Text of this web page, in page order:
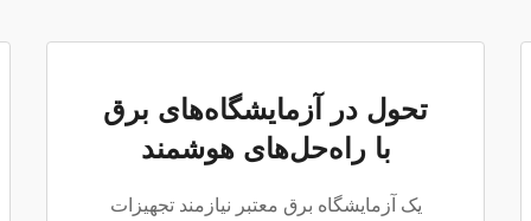
تحول در آزمایشگاه‌های برق
با راه‌حل‌های هوشمند
یک آزمایشگاه برق معتبر نیازمند تجهیزات